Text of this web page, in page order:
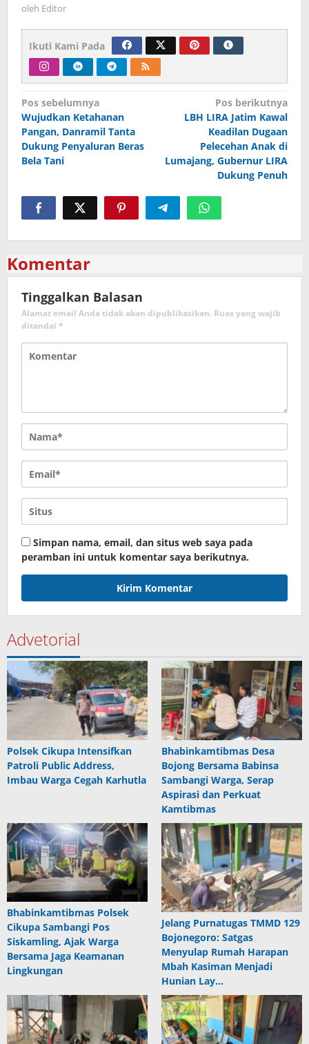
oleh Editor
Ikuti Kami Pada
Navigasi
pos
Pos sebelumnya
Wujudkan Ketahanan
Pangan, Danramil Tanta
Dukung Penyaluran Beras
Bela Tani
Pos berikutnya
LBH LIRA Jatim Kawal
Keadilan Dugaan
Pelecehan Anak di
Lumajang, Gubernur LIRA
Dukung Penuh
Komentar
Tinggalkan Balasan
Alamat email Anda tidak akan dipublikasikan. Ruas yang wajib
ditandai *
Simpan nama, email, dan situs web saya pada
peramban ini untuk komentar saya berikutnya.
Advetorial
Polsek Cikupa Intensifkan
Patroli Public Address,
Imbau Warga Cegah Karhutla
Bhabinkamtibmas Desa
Bojong Bersama Babinsa
Sambangi Warga, Serap
Aspirasi dan Perkuat
Kamtibmas
Bhabinkamtibmas Polsek
Cikupa Sambangi Pos
Siskamling, Ajak Warga
Bersama Jaga Keamanan
Lingkungan
Jelang Purnatugas TMMD 129
Bojonegoro: Satgas
Menyulap Rumah Harapan
Mbah Kasiman Menjadi
Hunian Lay…